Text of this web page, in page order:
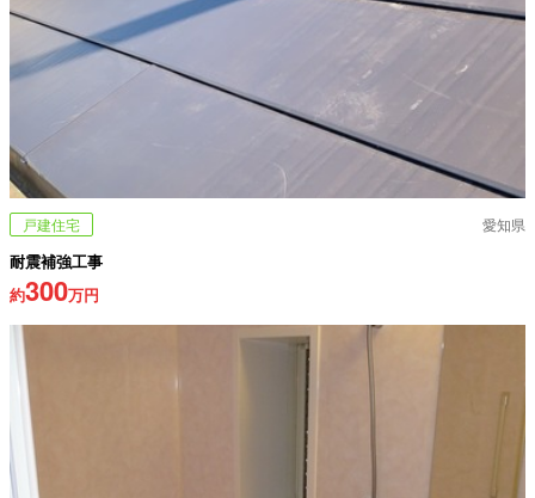
戸建住宅 愛知県
耐震補強工事
約300万円